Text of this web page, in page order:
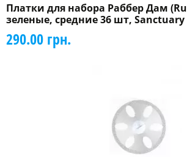
Платки для набора Раббер Дам
зеленые, средние 36 шт, Sanctuary
290.00 грн.